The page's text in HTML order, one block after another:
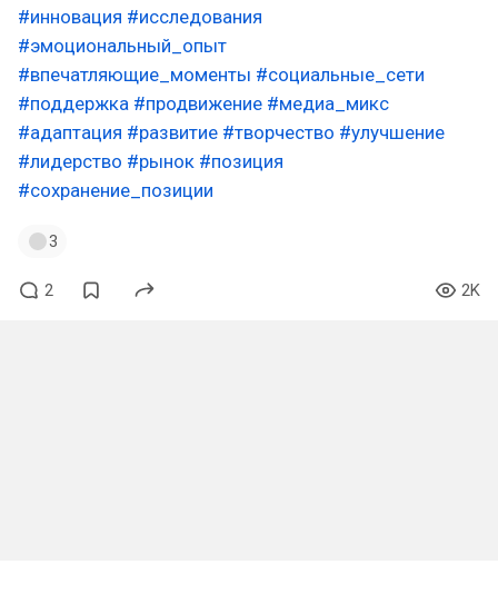
#инновация #исследования
#эмоциональный_опыт
#впечатляющие_моменты #социальные_сети
#поддержка #продвижение #медиа_микс
#адаптация #развитие #творчество #улучшение
#лидерство #рынок #позиция
#сохранение_позиции
3
2 2K